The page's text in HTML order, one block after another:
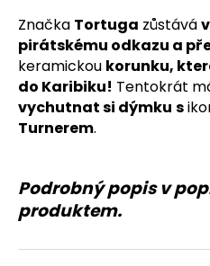
Značka Tortuga zůstává
pirátskému odkazu a
keramickou korunku,
do Karibiku! Tentokrát
vychutnat si dýmku s
Turnerem.
Podrobný popis v
produktem.
u
č
u
j
e
m
e